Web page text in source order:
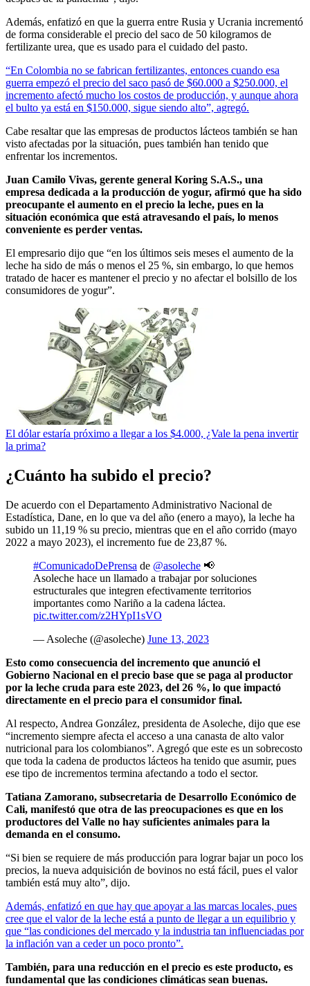
Además, enfatizó en que la guerra entre Rusia y Ucrania incrementó
de forma considerable el precio del saco de 50 kilogramos de
fertilizante urea, que es usado para el cuidado del pasto.
“En Colombia no se fabrican fertilizantes, entonces cuando esa
guerra empezó el precio del saco pasó de $60.000 a $250.000, el
incremento afectó mucho los costos de producción, y aunque ahora
el bulto ya está en $150.000, sigue siendo alto”, agregó.
Cabe resaltar que las empresas de productos lácteos también se han
visto afectadas por la situación, pues también han tenido que
enfrentar los incrementos.
Juan Camilo Vivas, gerente general Koring S.A.S., una
empresa dedicada a la producción de yogur, afirmó que ha sido
preocupante el aumento en el precio la leche, pues en la
situación económica que está atravesando el país, lo menos
conveniente es perder ventas.
El empresario dijo que “en los últimos seis meses el aumento de la
leche ha sido de más o menos el 25 %, sin embargo, lo que hemos
tratado de hacer es mantener el precio y no afectar el bolsillo de los
consumidores de yogur”.
El dólar estaría próximo a llegar a los $4.000, ¿Vale la pena invertir
la prima?
¿Cuánto ha subido el precio?
De acuerdo con el Departamento Administrativo Nacional de
Estadística, Dane, en lo que va del año (enero a mayo), la leche ha
subido un 11,19 % su precio, mientras que en el año corrido (mayo
2022 a mayo 2023), el incremento fue de 23,87 %.
#ComunicadoDePrensa de @asoleche 📢
Asoleche hace un llamado a trabajar por soluciones
estructurales que integren efectivamente territorios
importantes como Nariño a la cadena láctea.
pic.twitter.com/z2HYpI1sVO
— Asoleche (@asoleche) June 13, 2023
Esto como consecuencia del incremento que anunció el
Gobierno Nacional en el precio base que se paga al productor
por la leche cruda para este 2023, del 26 %, lo que impactó
directamente en el precio para el consumidor final.
Al respecto, Andrea González, presidenta de Asoleche, dijo que ese
“incremento siempre afecta el acceso a una canasta de alto valor
nutricional para los colombianos”. Agregó que este es un sobrecosto
que toda la cadena de productos lácteos ha tenido que asumir, pues
ese tipo de incrementos termina afectando a todo el sector.
Tatiana Zamorano, subsecretaria de Desarrollo Económico de
Cali, manifestó que otra de las preocupaciones es que en los
productores del Valle no hay suficientes animales para la
demanda en el consumo.
“Si bien se requiere de más producción para lograr bajar un poco los
precios, la nueva adquisición de bovinos no está fácil, pues el valor
también está muy alto”, dijo.
Además, enfatizó en que hay que apoyar a las marcas locales, pues
cree que el valor de la leche está a punto de llegar a un equilibrio y
que “las condiciones del mercado y la industria tan influenciadas por
la inflación van a ceder un poco pronto”.
También, para una reducción en el precio es este producto, es
fundamental que las condiciones climáticas sean buenas.